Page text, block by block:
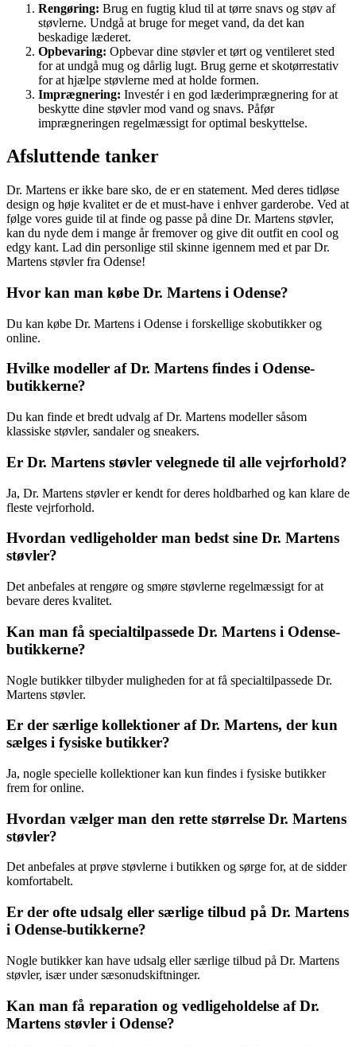
Rengøring: Brug en fugtig klud til at tørre snavs og støv af
støvlerne. Undgå at bruge for meget vand, da det kan
beskadige læderet.
Opbevaring: Opbevar dine støvler et tørt og ventileret sted
for at undgå mug og dårlig lugt. Brug gerne et skotørrestativ
for at hjælpe støvlerne med at holde formen.
Imprægnering: Investér i en god læderimprægnering for at
beskytte dine støvler mod vand og snavs. Påfør
imprægneringen regelmæssigt for optimal beskyttelse.
Afsluttende tanker
Dr. Martens er ikke bare sko, de er en statement. Med deres tidløse
design og høje kvalitet er de et must-have i enhver garderobe. Ved at
følge vores guide til at finde og passe på dine Dr. Martens støvler,
kan du nyde dem i mange år fremover og give dit outfit en cool og
edgy kant. Lad din personlige stil skinne igennem med et par Dr.
Martens støvler fra Odense!
Hvor kan man købe Dr. Martens i Odense?
Du kan købe Dr. Martens i Odense i forskellige skobutikker og
online.
Hvilke modeller af Dr. Martens findes i Odense-
butikkerne?
Du kan finde et bredt udvalg af Dr. Martens modeller såsom
klassiske støvler, sandaler og sneakers.
Er Dr. Martens støvler velegnede til alle vejrforhold?
Ja, Dr. Martens støvler er kendt for deres holdbarhed og kan klare de
fleste vejrforhold.
Hvordan vedligeholder man bedst sine Dr. Martens
støvler?
Det anbefales at rengøre og smøre støvlerne regelmæssigt for at
bevare deres kvalitet.
Kan man få specialtilpassede Dr. Martens i Odense-
butikkerne?
Nogle butikker tilbyder muligheden for at få specialtilpassede Dr.
Martens støvler.
Er der særlige kollektioner af Dr. Martens, der kun
sælges i fysiske butikker?
Ja, nogle specielle kollektioner kan kun findes i fysiske butikker
frem for online.
Hvordan vælger man den rette størrelse Dr. Martens
støvler?
Det anbefales at prøve støvlerne i butikken og sørge for, at de sidder
komfortabelt.
Er der ofte udsalg eller særlige tilbud på Dr. Martens
i Odense-butikkerne?
Nogle butikker kan have udsalg eller særlige tilbud på Dr. Martens
støvler, især under sæsonudskiftninger.
Kan man få reparation og vedligeholdelse af Dr.
Martens støvler i Odense?